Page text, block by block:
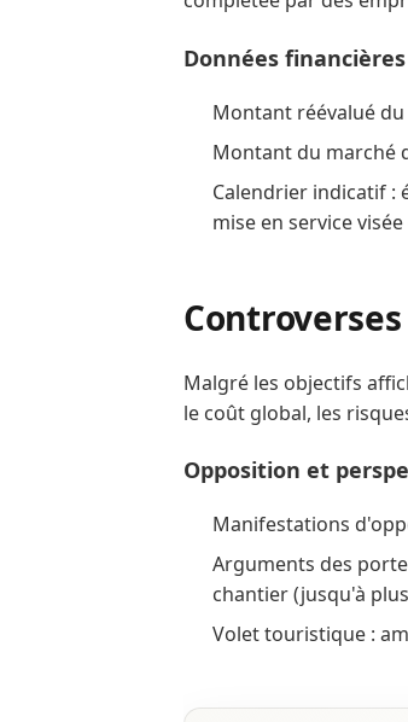
Données
Montant réévalué
Montant du marché
Calendrier indicatif :
mise en service
Malgré les objectifs
le coût global, les
Opposition et
Manifestations
Arguments des
chantier (jusqu'à
Volet touristique :